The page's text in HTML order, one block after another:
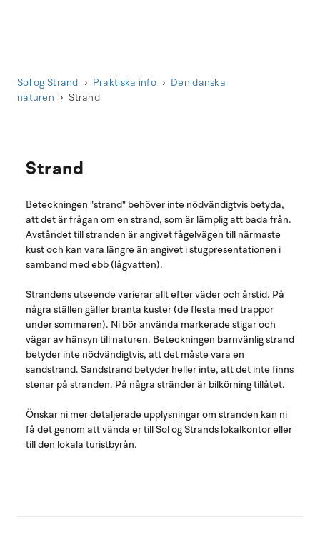
Sol og Strand Praktiska info
Den danska
naturen
Strand
Strand
Beteckningen "strand" behöver inte nödvändigtvis betyda,
att det är frågan om en strand, som är lämplig att bada från.
Avståndet till stranden är angivet fågelvägen till närmaste
kust och kan vara längre än angivet i stugpresentationen i
samband med ebb (lågvatten).
Strandens utseende varierar allt efter väder och årstid. På
några ställen gäller branta kuster (de flesta med trappor
under sommaren). Ni bör använda markerade stigar och
vägar av hänsyn till naturen. Beteckningen barnvänlig strand
betyder inte nödvändigtvis, att det måste vara en
sandstrand. Sandstrand betyder heller inte, att det inte finns
stenar på stranden. På några stränder är bilkörning tillåtet.
Önskar ni mer detaljerade upplysningar om stranden kan ni
få det genom att vända er till Sol og Strands lokalkontor eller
till den lokala turistbyrån.